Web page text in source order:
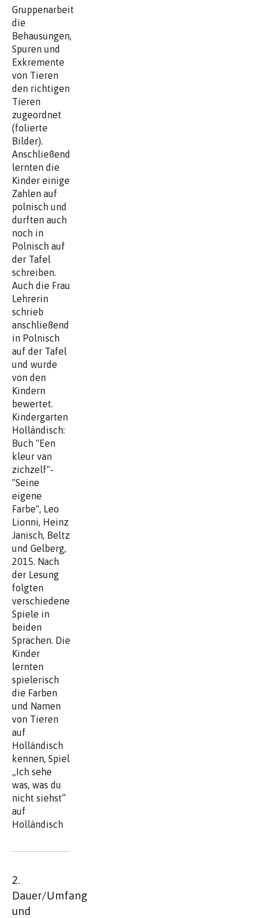
Gruppenarbeit
die
Behausungen,
Spuren und
Exkremente
von Tieren
den richtigen
Tieren
zugeordnet
(folierte
Bilder).
Anschließend
lernten die
Kinder einige
Zahlen auf
polnisch und
durften auch
noch in
Polnisch auf
der Tafel
schreiben.
Auch die Frau
Lehrerin
schrieb
anschließend
in Polnisch
auf der Tafel
und wurde
von den
Kindern
bewertet.
Kindergarten
Holländisch:
Buch "Een
kleur van
zichzelf"-
"Seine
eigene
Farbe", Leo
Lionni, Heinz
Janisch, Beltz
und Gelberg,
2015. Nach
der Lesung
folgten
verschiedene
Spiele in
beiden
Sprachen. Die
Kinder
lernten
spielerisch
die Farben
und Namen
von Tieren
auf
Holländisch
kennen, Spiel
„Ich sehe
was, was du
nicht siehst“
auf
Holländisch
2.
Dauer/Umfang
und